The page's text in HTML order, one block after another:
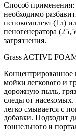
Способ применения:
необходимо
пенокомплект (1л)
пеногенератора
загрязнения.
Grass ACTIVE
Концентрированное
мойки легкового и
дорожную пыль,
следы от насекомых.
легко смывается с
добавки. Подходит
тоннельного и